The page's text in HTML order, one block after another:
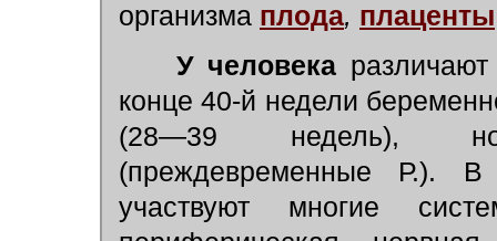
организма плода, плаценты
У человека
конце 40-й недели
(28—39 недель), но
(преждевременные Р.). В
участвуют многие